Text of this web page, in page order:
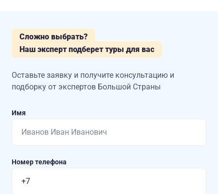
Сложно выбрать?
Наш эксперт подберет туры для вас
Оставьте заявку и получите консультацию и
подборку от экспертов Большой Страны
Имя
Номер телефона